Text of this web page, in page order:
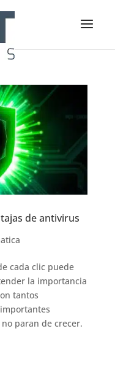
de antivirus
cada clic puede
la importancia
tantos
paran de crecer.